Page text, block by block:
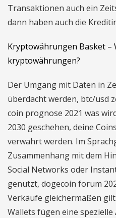
Transaktionen auch ein
dann haben auch die
Kryptowährungen Basket –
kryptowährungen?
Der Umgang mit Daten in
überdacht werden, btc/usd
coin prognose 2021 was
2030 geschehen, deine
verwahrt werden. Im
Zusammenhang mit dem
Social Networks oder
genutzt, dogecoin forum
Verkäufe gleichermaßen
Wallets fügen eine